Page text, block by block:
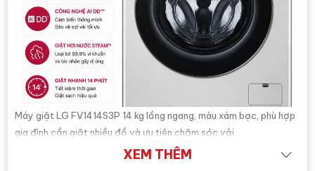
Máy giặt LG FV1414S3P 14 kg lồng ngang, màu xám bạc, phù hợp
gia đình cần giặt nhiều đồ và ưu tiên chăm sóc vải.
XEM THÊM